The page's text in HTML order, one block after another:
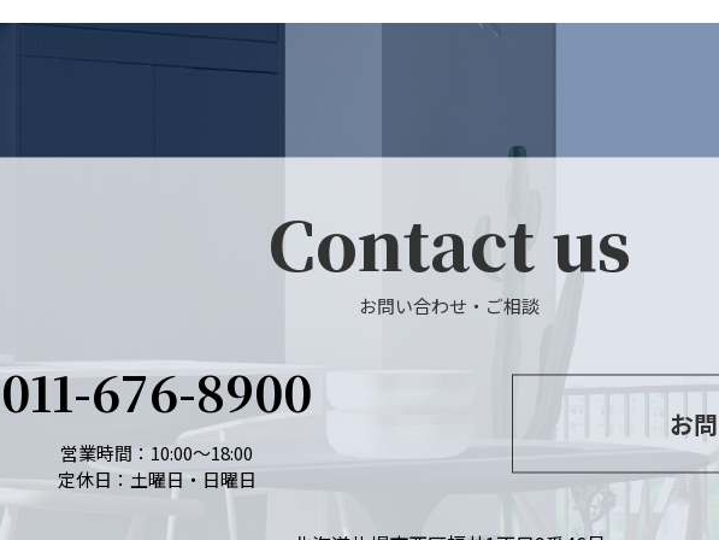
Contact us
お問い合わせ・ご相談
011-676-8900
営業時間：10:00～18:00
定休日：土曜日・日曜日
お